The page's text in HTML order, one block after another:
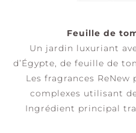
Feuille de
Un jardin luxuriant
d’Égypte, de feuille de
Les fragrances
complexes utilisant
Ingrédient principal